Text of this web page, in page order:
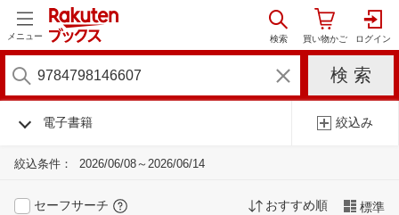
メニュー
電子書籍 絞込み
絞込条件： 2026/06/08～2026/06/14
セーフサーチ おすすめ順 標準